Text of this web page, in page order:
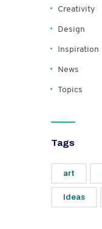
Creativity
Design
Inspiration
News
Topics
Tags
art
Ideas